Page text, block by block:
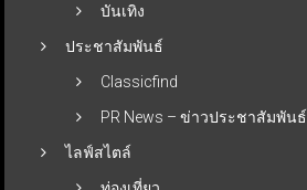
บันเทิง
ประชาสัมพันธ์
Classicfind
PR News – ข่าวประชาสัมพันธ์
ไลฟ์สไตล์